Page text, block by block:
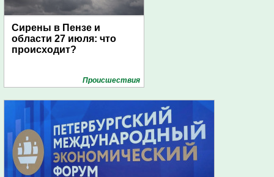
Сирены в Пензе и
области 27 июля: что
происходит?
Проиcшествия